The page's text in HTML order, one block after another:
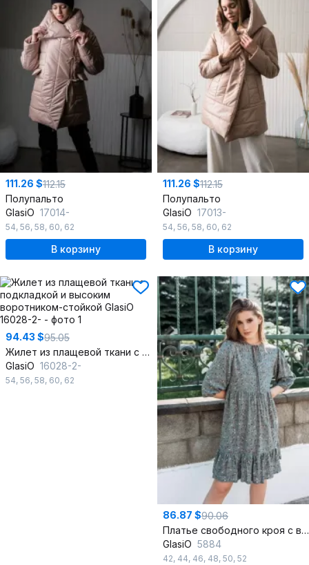
111.26 $112.15
Полупальто
GlasiO 17014-
54, 56, 58, 60, 62
В корзину
111.26 $112.15
Полупальто
GlasiO 17013-
54, 56, 58, 60, 62
В корзину
94.43 $95.05
Жилет из плащевой ткани с подкладкой и высоким воротником-стойкой
GlasiO 16028-2-
54, 56, 58, 60, 62
86.87 $90.06
Платье свободного кроя с воланом и завязками из текстиля
GlasiO 5884
42, 44, 46, 48, 50, 52